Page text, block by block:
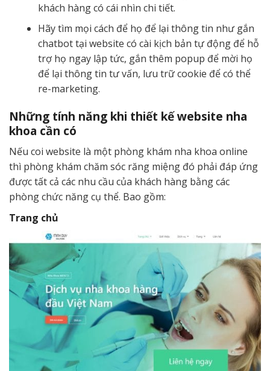
khách hàng có cái nhìn chi tiết.
Hãy tìm mọi cách để họ để lại thông tin như gắn
chatbot tại website có cài kịch bản tự động để hỗ
trợ họ ngay lập tức, gắn thêm popup để mời họ
để lại thông tin tư vấn, lưu trữ cookie để có thể
re-marketing.
Những tính năng khi thiết kế website nha
khoa cần có
Nếu coi website là một phòng khám nha khoa online
thì phòng khám chăm sóc răng miệng đó phải đáp ứng
được tất cả các nhu cầu của khách hàng bằng các
phòng chức năng cụ thể. Bao gồm:
Trang chủ